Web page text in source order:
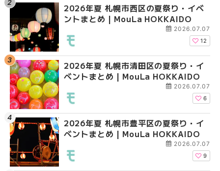
2026年夏 札幌市西区の夏祭り・イベ
ントまとめ | MouLa HOKKAIDO
2026.07.07
12
2026年夏 札幌市清田区の夏祭り・イ
ベントまとめ | MouLa HOKKAIDO
2026.07.07
6
2026年夏 札幌市豊平区の夏祭り・イ
ベントまとめ | MouLa HOKKAIDO
2026.07.07
9
【2026年最新】札幌
ガーデン｜オープン日
大通公園から穴場テ
2026年夏 札幌市白石
ベントまとめ |
2026年夏 札幌市手稲
ベントまとめ |
2026年夏 札幌市北区
ントまとめ | MouLa
2026年夏 札幌市白石
ベントまとめ |
2026年夏 札幌市西区
ントまとめ | MouLa